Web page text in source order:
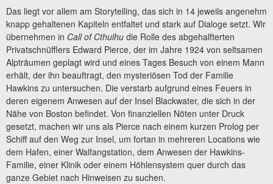
Das liegt vor allem am Storytelling, das sich in 14 jeweils angenehm
knapp gehaltenen Kapiteln entfaltet und stark auf Dialoge setzt. Wir
übernehmen in Call of Cthulhu die Rolle des abgehalfterten
Privatschnüfflers Edward Pierce, der im Jahre 1924 von seltsamen
Alpträumen geplagt wird und eines Tages Besuch von einem Mann
erhält, der ihn beauftragt, den mysteriösen Tod der Familie
Hawkins zu untersuchen. Die verstarb aufgrund eines Feuers in
deren eigenem Anwesen auf der Insel Blackwater, die sich in der
Nähe von Boston befindet. Von finanziellen Nöten unter Druck
gesetzt, machen wir uns als Pierce nach einem kurzen Prolog per
Schiff auf den Weg zur Insel, um fortan in mehreren Locations wie
dem Hafen, einer Walfangstation, dem Anwesen der Hawkins-
Familie, einer Klinik oder einem Höhlensystem quer durch das
ganze Gebiet nach Hinweisen zu suchen.